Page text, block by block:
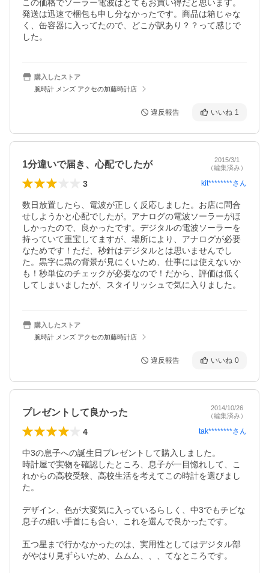
この価格でソーラー電波はとてもお買い得だと思います。
発送は迅速で梱包も申し分なかったです。商品は箱じゃな
く、缶容器に入ってたので、どこが訳あり？？って感じで
した。
購入したストア
腕時計 メンズ アクセの加藤時計店
違反報告 いいね 1
1分違いで届き、心配でしたが
2015/3/1
（編集済み）
3 kit********さん
数日放置したら、電波が正しく反応しました。お店に問合
せしようかと心配でしたが。アナログの電波ソーラーがほ
しかったので、良かったです。デジタルの電波ソーラーを
持っていて重宝してますが、場所により、アナログが必要
なためです！ただ、秒針はデジタルとは思いませんでし
た。黒字に黒の背景が見にくいため、仕事には使えないか
も！秒単位のチェックが必要なので！だから、評価は低く
してしまいましたが、スタイリッシュで気に入りました。
購入したストア
腕時計 メンズ アクセの加藤時計店
違反報告 いいね 0
プレゼントして良かった
2014/10/26
（編集済み）
4 tak********さん
中3の息子への誕生日プレゼントして購入しました。
時計屋で実物を確認したところ、息子が一目惚れして、こ
れからの高校受験、高校生活を考えてこの時計を選びまし
た。
デザイン、色が大変気に入っているらしく、中3でもチビな
息子の細い手首にも合い、これを選んで良かったです。
五つ星まで行かなかったのは、実用性としてはデジタル部
がやはり見ずらいため、ムムム、、、てなところです。